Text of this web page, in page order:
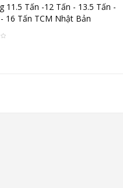
11.5 Tấn -12 Tấn - 13.5 Tấn -
16 Tấn TCM Nhật Bản